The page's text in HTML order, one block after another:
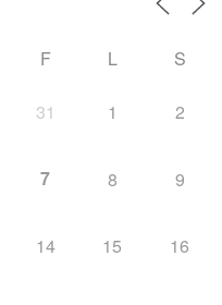
F L S
31 1 2
7 8 9
14 15 16